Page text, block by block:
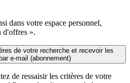
dans votre espace personnel,
d'offres ».
de votre recherche et recevoir les
e-mail (abonnement)
de ressaisir les critères de votre